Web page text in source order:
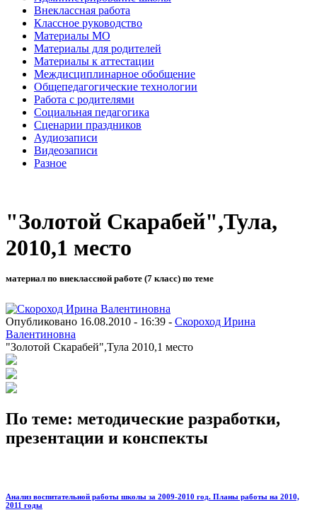
Внеклассная работа
Классное руководство
Материалы МО
Материалы для родителей
Материалы к аттестации
Междисциплинарное обобщение
Общепедагогические технологии
Работа с родителями
Социальная педагогика
Сценарии праздников
Аудиозаписи
Видеозаписи
Разное
"Золотой Скарабей",Тула,
2010,1 место
материал по внеклассной работе (7 класс) по теме
Опубликовано 16.08.2010 - 16:39 - Скороход Ирина
Валентиновна
"Золотой Скарабей",Тула 2010,1 место
По теме: методические разработки,
презентации и конспекты
Анализ воспитательной работы школы за 2009-2010 год. Планы работы на 2010,
2011 годы